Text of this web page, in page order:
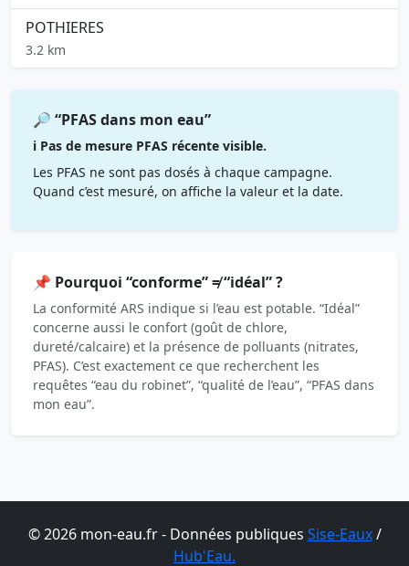
POTHIERES
3.2 km
🔎 “PFAS dans mon eau”
ℹ️ Pas de mesure PFAS récente visible.
Les PFAS ne sont pas dosés à chaque campagne.
Quand c’est mesuré, on affiche la valeur et la date.
📌 Pourquoi “conforme” ≠ “idéal” ?
La conformité ARS indique si l’eau est potable. “Idéal”
concerne aussi le confort (goût de chlore,
dureté/calcaire) et la présence de polluants (nitrates,
PFAS). C’est exactement ce que recherchent les
requêtes “eau du robinet”, “qualité de l’eau”, “PFAS dans
mon eau”.
© 2026 mon-eau.fr - Données publiques Sise-Eaux/
Hub'Eau.